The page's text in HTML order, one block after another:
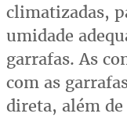
climatizadas,
umidade
garrafas. As
com as
direta, além